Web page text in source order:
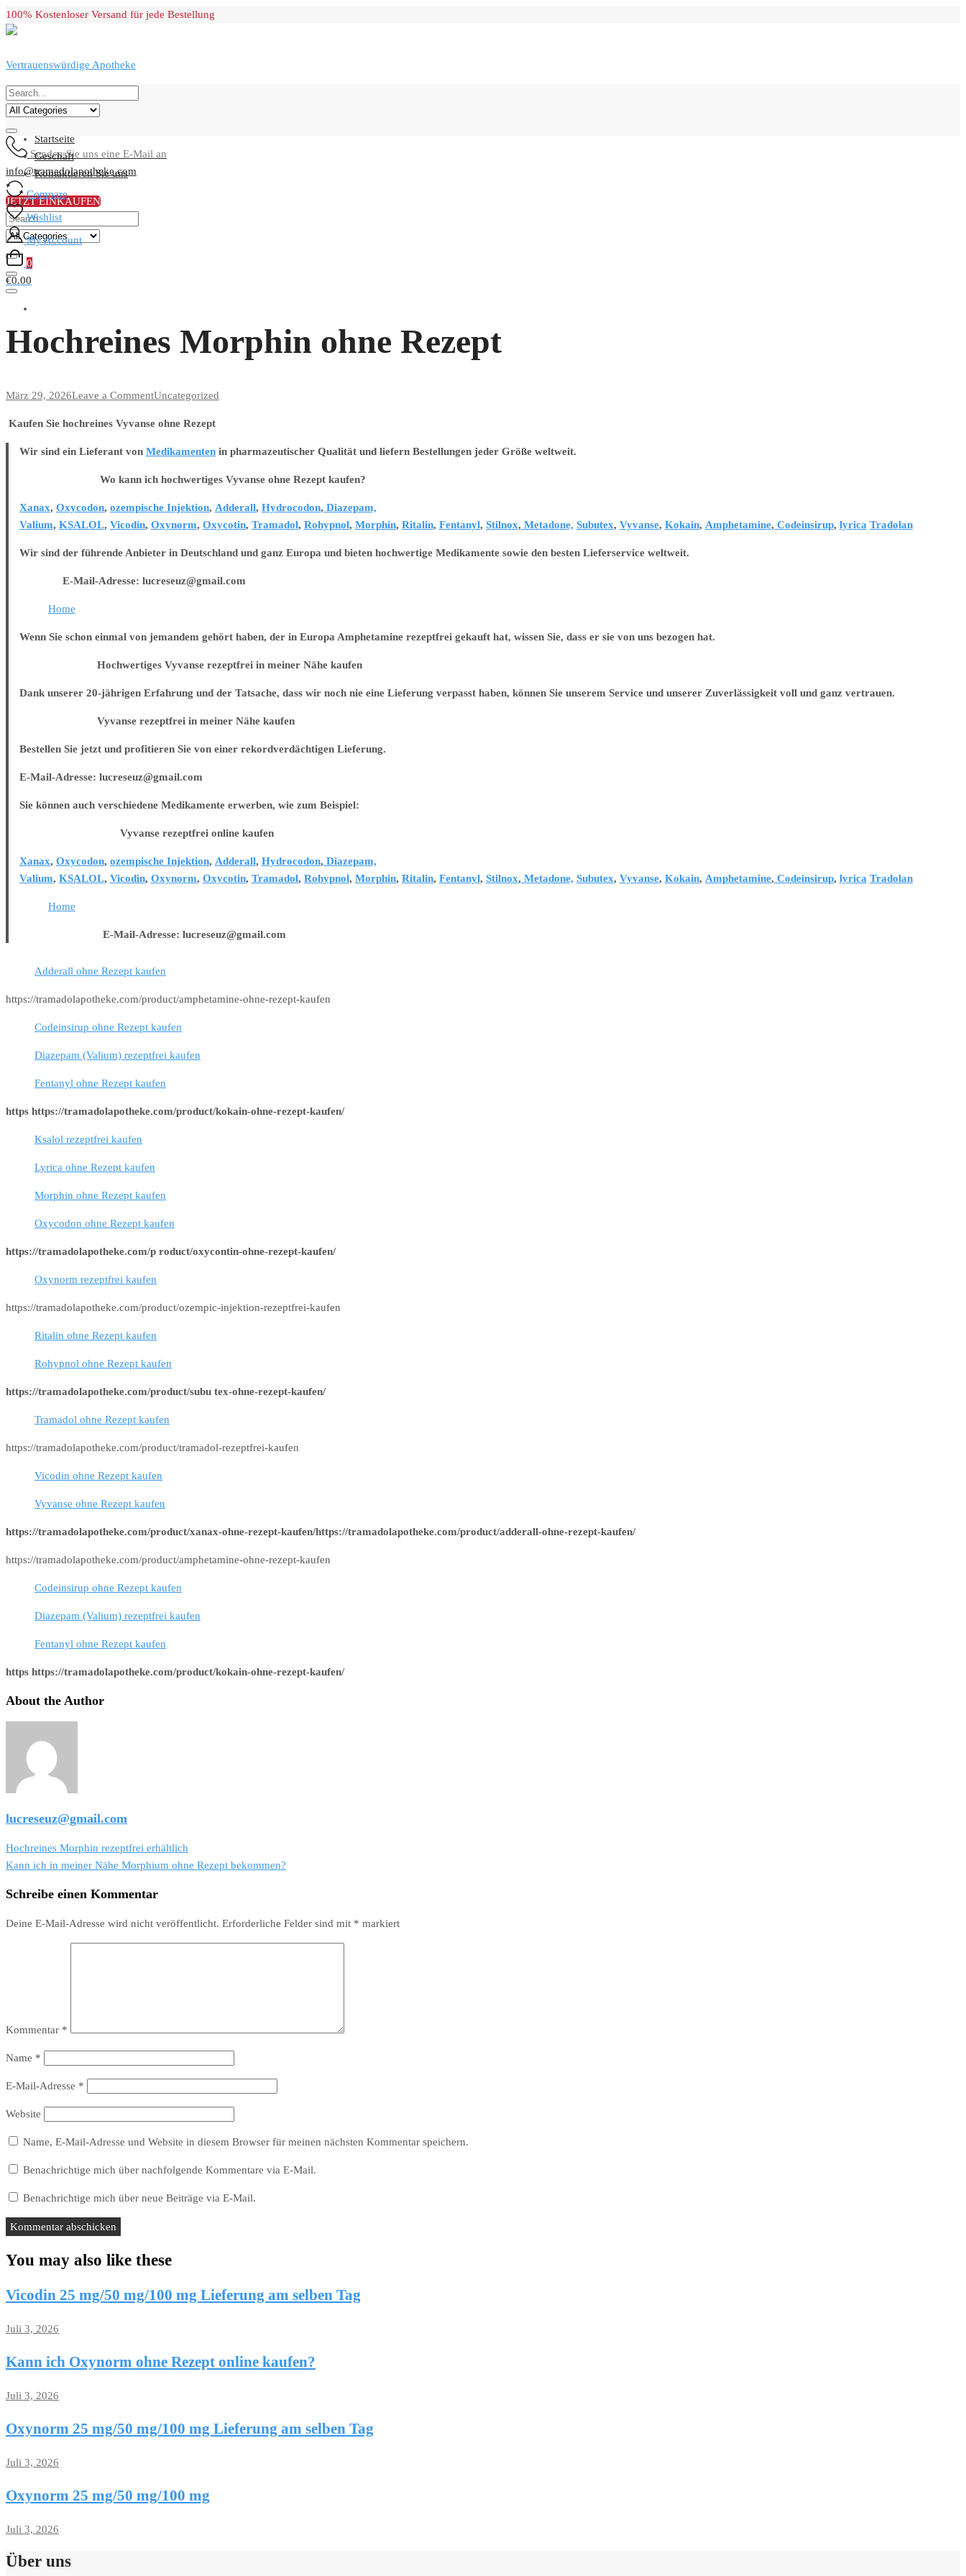
Skip
to
100% Kostenloser Versand für jede Bestellung
Vertrauenswürdige Apotheke
Senden Sie uns eine E-Mail an
info@tramadolapotheke.com
Compare
Wishlist
My Account
0
€0.00
Primary Menu
Startseite
Geschäft
Kontaktieren Sie uns
JETZT EINKAUFEN
Hochreines Morphin ohne Rezept
März 29, 2026Leave a Commenton
Morphin
ohne
Uncategorized
Kaufen Sie hochreines Vyvanse ohne Rezept
Wir sind ein Lieferant von Medikamentenin pharmazeutischer Qualität und liefern Bestellungen jeder Größe weltweit.
Wo kann ich hochwertiges Vyvanse ohne Rezept kaufen?
Xanax, Oxycodon, ozempische Injektion, Adderall, Hydrocodon, Diazepam,
Valium, KSALOL, Vicodin, Oxynorm, Oxycotin, Tramadol, Rohypnol, Morphin, Ritalin, Fentanyl, Stilnox, Metadone, Subutex, Vyvanse, Kokain, Amphetamine, Codeinsirup, lyrica Tradolan
Wir sind der führende Anbieter in Deutschland und ganz Europa und bieten hochwertige Medikamente sowie den besten Lieferservice weltweit.
E-Mail-Adresse: lucreseuz@gmail.com
Home
Wenn Sie schon einmal von jemandem gehört haben, der in Europa Amphetamine rezeptfrei gekauft hat, wissen Sie, dass er sie von uns bezogen hat.
Hochwertiges Vyvanse rezeptfrei in meiner Nähe kaufen
Dank unserer 20-jährigen Erfahrung und der Tatsache, dass wir noch nie eine Lieferung verpasst haben, können Sie unserem Service und unserer Zuverlässigkeit voll und ganz vertrauen.
Vyvanse rezeptfrei in meiner Nähe kaufen
Bestellen Sie jetzt und profitieren Sie von einer rekordverdächtigen Lieferung.
E-Mail-Adresse: lucreseuz@gmail.com
Sie können auch verschiedene Medikamente erwerben, wie zum Beispiel:
Vyvanse rezeptfrei online kaufen
Xanax, Oxycodon, ozempische Injektion, Adderall, Hydrocodon, Diazepam,
Valium, KSALOL, Vicodin, Oxynorm, Oxycotin, Tramadol, Rohypnol, Morphin, Ritalin, Fentanyl, Stilnox, Metadone, Subutex, Vyvanse, Kokain, Amphetamine, Codeinsirup, lyrica Tradolan
Home
E-Mail-Adresse: lucreseuz@gmail.com
Adderall ohne Rezept kaufen
https://tramadolapotheke.com/product/amphetamine-ohne-rezept-kaufen
Codeinsirup ohne Rezept kaufen
Diazepam (Valium) rezeptfrei kaufen
Fentanyl ohne Rezept kaufen
https https://tramadolapotheke.com/product/kokain-ohne-rezept-kaufen/
Ksalol rezeptfrei kaufen
Lyrica ohne Rezept kaufen
Morphin ohne Rezept kaufen
Oxycodon ohne Rezept kaufen
https://tramadolapotheke.com/p roduct/oxycontin-ohne-rezept-kaufen/
Oxynorm rezeptfrei kaufen
https://tramadolapotheke.com/product/ozempic-injektion-rezeptfrei-kaufen
Ritalin ohne Rezept kaufen
Rohypnol ohne Rezept kaufen
https://tramadolapotheke.com/product/subu tex-ohne-rezept-kaufen/
Tramadol ohne Rezept kaufen
https://tramadolapotheke.com/product/tramadol-rezeptfrei-kaufen
Vicodin ohne Rezept kaufen
Vyvanse ohne Rezept kaufen
https://tramadolapotheke.com/product/xanax-ohne-rezept-kaufen/https://tramadolapotheke.com/product/adderall-ohne-rezept-kaufen/
https://tramadolapotheke.com/product/amphetamine-ohne-rezept-kaufen
Codeinsirup ohne Rezept kaufen
Diazepam (Valium) rezeptfrei kaufen
Fentanyl ohne Rezept kaufen
https https://tramadolapotheke.com/product/kokain-ohne-rezept-kaufen/
About the Author
lucreseuz@gmail.com
Beitragsnavigation
Hochreines Morphin rezeptfrei erhältlich
Kann ich in meiner Nähe Morphium ohne Rezept bekommen?
Schreibe einen Kommentar
Deine E-Mail-Adresse wird nicht veröffentlicht. Erforderliche Felder sind mit * markiert
Kommentar *
Name *
E-Mail-Adresse *
Website
Name, E-Mail-Adresse und Website in diesem Browser für meinen nächsten Kommentar speichern.
Benachrichtige mich über nachfolgende Kommentare via E-Mail.
Benachrichtige mich über neue Beiträge via E-Mail.
You may also like these
Vicodin 25 mg/50 mg/100 mg Lieferung am selben Tag
Juli 3, 2026
Kann ich Oxynorm ohne Rezept online kaufen?
Juli 3, 2026
Oxynorm 25 mg/50 mg/100 mg Lieferung am selben Tag
Juli 3, 2026
Oxynorm 25 mg/50 mg/100 mg
Juli 3, 2026
Über uns